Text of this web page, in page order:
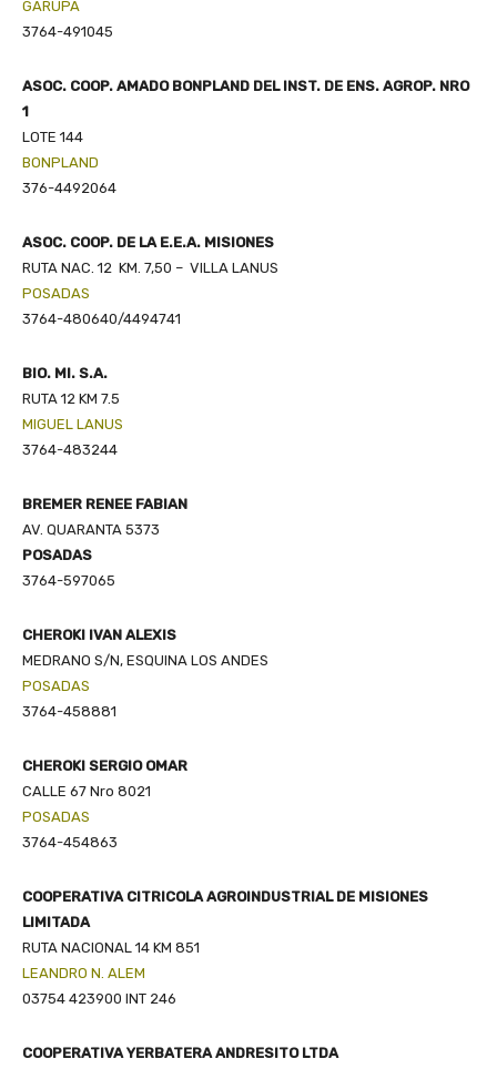
GARUPA
3764-491045
ASOC. COOP. AMADO BONPLAND DEL INST. DE ENS. AGROP. NRO
1
LOTE 144
BONPLAND
376-4492064
ASOC. COOP. DE LA E.E.A. MISIONES
RUTA NAC. 12 KM. 7,50 – VILLA LANUS
POSADAS
3764-480640/4494741
BIO. MI. S.A.
RUTA 12 KM 7.5
MIGUEL LANUS
3764-483244
BREMER RENEE FABIAN
AV. QUARANTA 5373
POSADAS
3764-597065
CHEROKI IVAN ALEXIS
MEDRANO S/N, ESQUINA LOS ANDES
POSADAS
3764-458881
CHEROKI SERGIO OMAR
CALLE 67 Nro 8021
POSADAS
3764-454863
COOPERATIVA CITRICOLA AGROINDUSTRIAL DE MISIONES
LIMITADA
RUTA NACIONAL 14 KM 851
LEANDRO N. ALEM
03754 423900 INT 246
COOPERATIVA YERBATERA ANDRESITO LTDA